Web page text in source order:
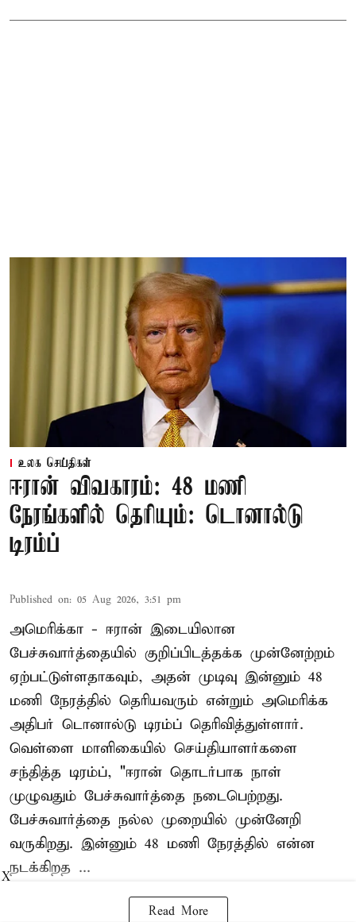
உலக செய்திகள்
ஈரான் விவகாரம்: 48 மணி
நேரங்களில் தெரியும்: டொனால்டு
டிரம்ப்
Published on: 05 Aug 2026, 3:51 pm
அமெரிக்கா - ஈரான் இடையிலான
பேச்சுவார்த்தையில் குறிப்பிடத்தக்க முன்னேற்றம்
ஏற்பட்டுள்ளதாகவும், அதன் முடிவு இன்னும் 48
மணி நேரத்தில் தெரியவரும் என்றும் அமெரிக்க
அதிபர் டொனால்டு டிரம்ப் தெரிவித்துள்ளார்.
வெள்ளை மாளிகையில் செய்தியாளர்களை
சந்தித்த டிரம்ப், "ஈரான் தொடர்பாக நாள்
முழுவதும் பேச்சுவார்த்தை நடைபெற்றது.
பேச்சுவார்த்தை நல்ல முறையில் முன்னேறி
வருகிறது. இன்னும் 48 மணி நேரத்தில் என்ன
நடக்கிறத ...
Read More
X